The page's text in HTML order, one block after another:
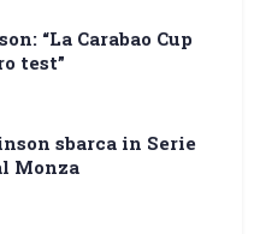
“La Carabao Cup
test”
sbarca in Serie
Monza